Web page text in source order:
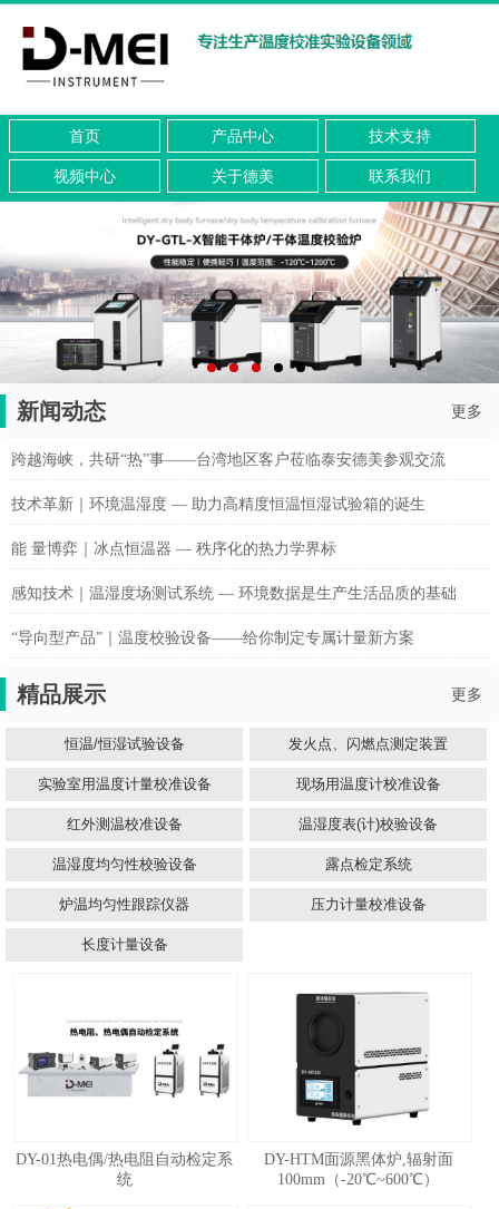
首页 产品中心 技术支持
视频中心 关于德美 联系我们
新闻动态 更多
跨越海峡，共研“热”事——台湾地区客户莅临泰安德美参观交流
技术革新｜环境温湿度 — 助力高精度恒温恒湿试验箱的诞生
能 量博弈｜冰点恒温器 — 秩序化的热力学界标
感知技术｜温湿度场测试系统 — 环境数据是生产生活品质的基础
“导向型产品”｜温度校验设备——给你制定专属计量新方案
精品展示 更多
恒温/恒湿试验设备 发火点、闪燃点测定装置
实验室用温度计量校准设备 现场用温度计校准设备
红外测温校准设备 温湿度表(计)校验设备
温湿度均匀性校验设备 露点检定系统
炉温均匀性跟踪仪器 压力计量校准设备
长度计量设备
DY-01热电偶/热电阻自动检定系
统
DY-HTM面源黑体炉,辐射面
100mm（-20℃~600℃）